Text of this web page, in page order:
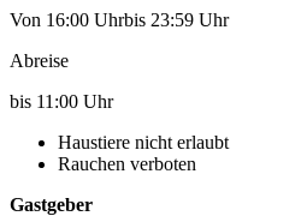
Von 16:00 Uhrbis 23:59 Uhr
Abreise
bis 11:00 Uhr
Haustiere nicht erlaubt
Rauchen verboten
Gastgeber